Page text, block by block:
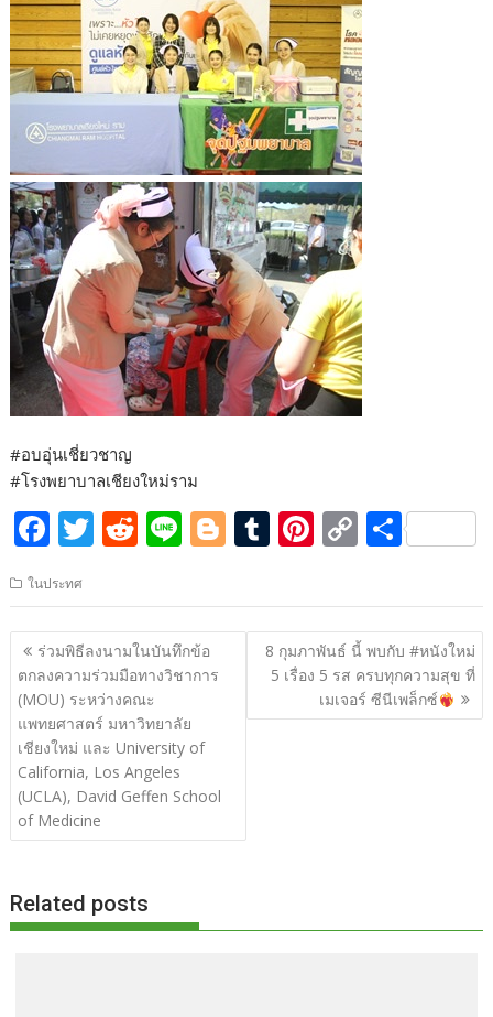
#อบอุ่นเชี่ยวชาญ
#โรงพยาบาลเชียงใหม่ราม
F
e
b
o
o
k
T
itt
er
R
d
di
t
Li
e
Bl
g
g
T
m
bl
r
Pi
er
e
st
C
p
y
Li
n
S
ar
e
ในประทศ
แนะแนว
เรื่อง
ร่วมพิธีลงนามในบันทึกข้อ
ตกลงความร่วมมือทางวิชาการ
(MOU) ระหว่างคณะ
แพทยศาสตร์ มหาวิทยาลัย
เชียงใหม่ และ University of
California, Los Angeles
(UCLA), David Geffen School
of Medicine
8 กุมภาพันธ์ นี้ พบกับ #หนังใหม่
5 เรื่อง 5 รส ครบทุกความสุข ที่
เมเจอร์ ซีนีเพล็กซ์
Related posts